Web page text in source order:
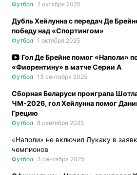
Футбол 2 октября 2025
Дубль Хейлунна с передач Де
победу над «Спортингом»
Футбол 1 октября 2025
Гол Де Брейне помог «Наполи»
«Фиорентину» в матче Серии А
Футбол 13 сентября 2025
Сборная Беларуси проиграла
ЧМ-2026, гол Хейлунна помог
Грецию
Футбол 8 сентября 2025
«Наполи» не включил Лукаку в
чемпионов
Футбол 3 сентября 2025